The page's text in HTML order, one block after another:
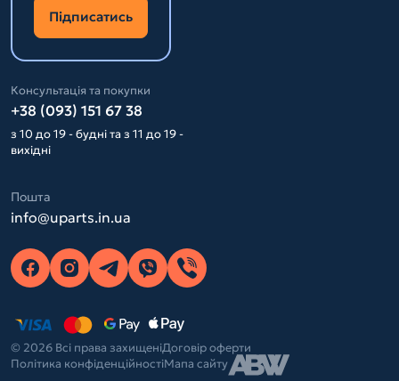
Підписатись
Консультація та покупки
+38 (093) 151 67 38
з 10 до 19 - будні та з 11 до 19 -
вихідні
Пошта
info@uparts.in.ua
© 2026 Всі права захищеніДоговір оферти
Політика конфіденційностіМапа сайту